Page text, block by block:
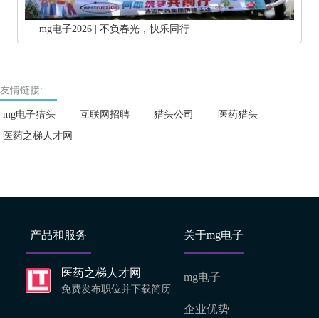
mg电子2026 | 不负春光，快乐同行
友情链接:
mg电子猎头 互联网招聘 猎头公司
医药猎头
医药之梯人才网
产品和服务
医药之梯人才网
免费发布职位并下载简历
关于mg电子
mg电子
企业优势